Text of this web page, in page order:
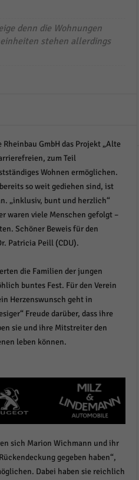
denn die Wohnungen
stehen allerdings
GmbH das Projekt „Alte
zum Teil
Wohnen ermöglichen.
so weit gediehen sind, ist
„inklusiv, bunt und herzlich“
waren viele Menschen gefolgt –
Schöner Beweis für den
Patricia Peill (CDU).
die Familien der jungen
buntes Fest. Für den Verein
Herzenswunsch geht in
Freude darüber, dass ihre
sie und ihre Mitstreiter den
leben können.
sich Marion Wichmann und ihr
gegeben haben“,
Dabei haben sie reichlich
Funktionen und sind für die
anonym. Diese Informationen helfen
oder Publishern verwendet, um
sie Besucher über Websites hinweg
Informationen anzeigen
Media-Plattformen werden
akzeptiert werden, bedarf der Zugriff auf
Informationen anzeigen